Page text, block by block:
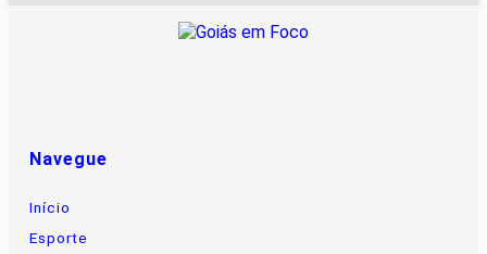
Navegue
Início
Esporte